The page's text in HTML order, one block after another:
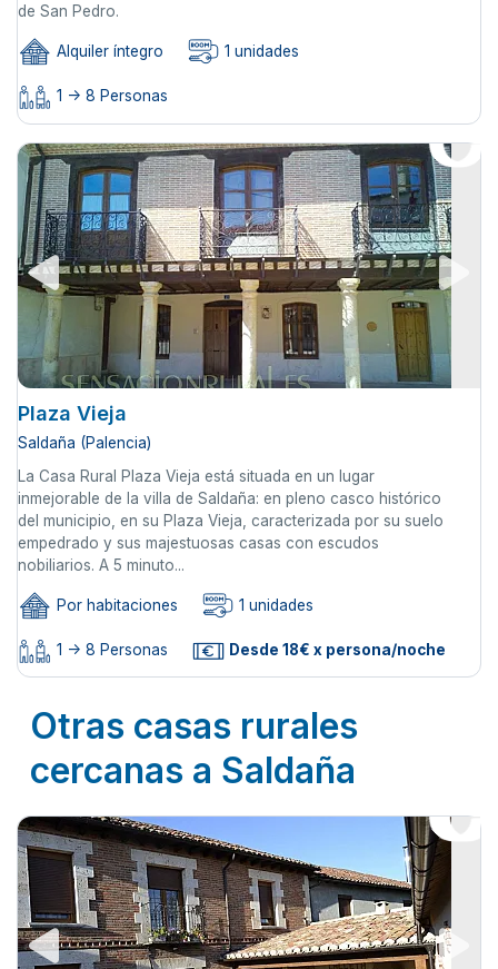
de San Pedro.
Alquiler íntegro 1 unidades
1 -> 8 Personas
Plaza Vieja
Saldaña (Palencia)
La Casa Rural Plaza Vieja está situada en un lugar
inmejorable de la villa de Saldaña: en pleno casco histórico
del municipio, en su Plaza Vieja, caracterizada por su suelo
empedrado y sus majestuosas casas con escudos
nobiliarios. A 5 minuto...
Por habitaciones 1 unidades
1 -> 8 Personas Desde 18€ x persona/noche
Otras casas rurales
cercanas a Saldaña